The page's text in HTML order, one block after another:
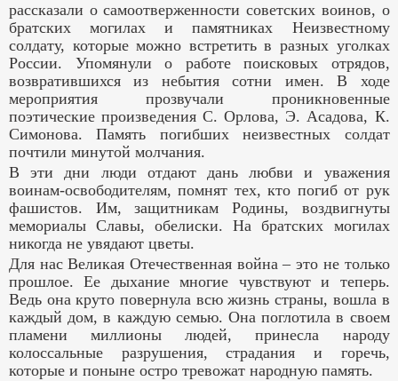
рассказали о самоотверженности советских воинов, о
братских могилах и памятниках Неизвестному
солдату, которые можно встретить в разных уголках
России. Упомянули о работе поисковых отрядов,
возвратившихся из небытия сотни имен. В ходе
мероприятия прозвучали проникновенные
поэтические произведения С. Орлова, Э. Асадова, К.
Симонова. Память погибших неизвестных солдат
почтили минутой молчания.
В эти дни люди отдают дань любви и уважения
воинам-освободителям, помнят тех, кто погиб от рук
фашистов. Им, защитникам Родины, воздвигнуты
мемориалы Славы, обелиски. На братских могилах
никогда не увядают цветы.
Для нас Великая Отечественная война – это не только
прошлое. Ее дыхание многие чувствуют и теперь.
Ведь она круто повернула всю жизнь страны, вошла в
каждый дом, в каждую семью. Она поглотила в своем
пламени миллионы людей, принесла народу
колоссальные разрушения, страдания и горечь,
которые и поныне остро тревожат народную память.